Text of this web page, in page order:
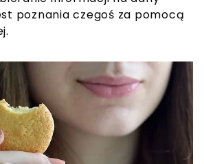
poznania czegoś za pomocą